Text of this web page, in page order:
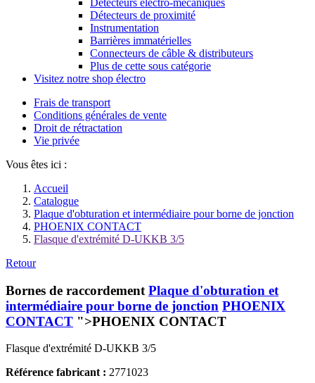
Détecteurs de proximité
Instrumentation
Barrières immatérielles
Connecteurs de câble & distributeurs
Plus de cette sous catégorie
Visitez notre shop électro
Frais de transport
Conditions générales de vente
Droit de rétractation
Vie privée
Vous êtes ici :
Accueil
Catalogue
Plaque d'obturation et intermédiaire pour borne de jonction
PHOENIX CONTACT
Flasque d'extrémité D-UKKB 3/5
Retour
Bornes de raccordement Plaque d'obturation et
intermédiaire pour borne de jonction PHOENIX
CONTACT ">PHOENIX CONTACT
Flasque d'extrémité D-UKKB 3/5
Référence fabricant : 2771023